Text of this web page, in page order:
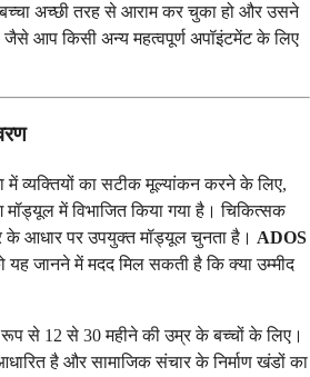
अच्छी तरह से आराम कर चुका हो और उसने
जैसे आप किसी अन्य महत्वपूर्ण अपॉइंटमेंट के लिए
में व्यक्तियों का सटीक मूल्यांकन करने के लिए,
में विभाजित किया गया है। चिकित्सक
के आधार पर उपयुक्त मॉड्यूल चुनता है। ADOS
जानने में मदद मिल सकती है कि क्या उम्मीद
से 12 से 30 महीने की उम्र के बच्चों के लिए।
है और सामाजिक संचार के निर्माण खंडों का